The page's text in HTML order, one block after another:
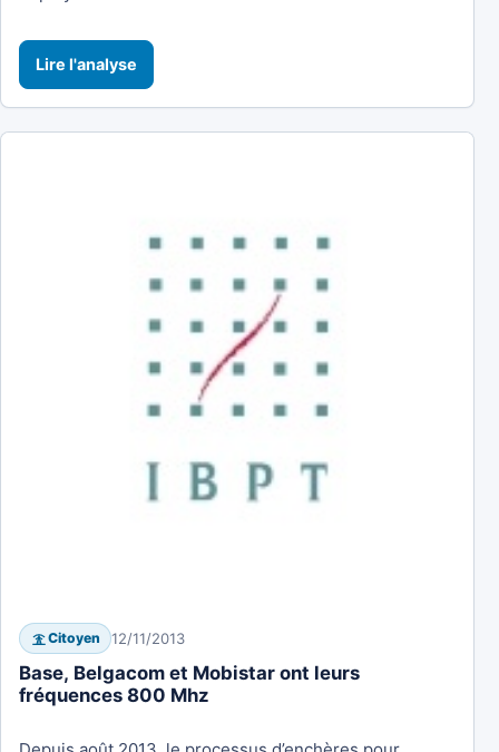
Lire l'analyse
Citoyen 12/11/2013
Base, Belgacom et Mobistar ont leurs
fréquences 800 Mhz